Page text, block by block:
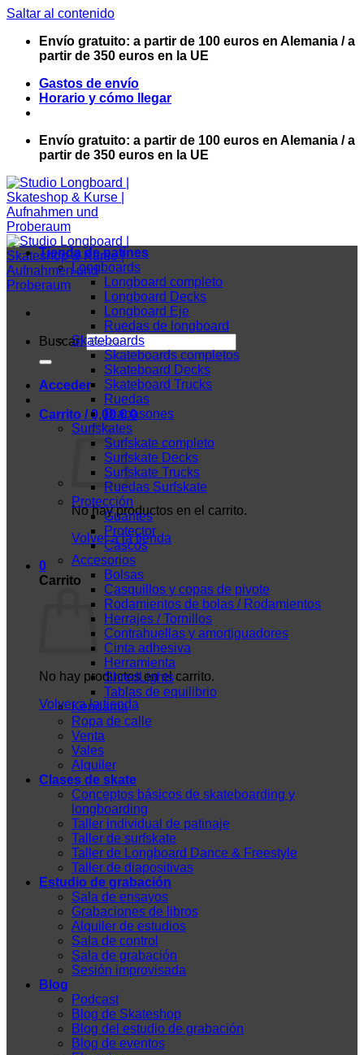
Saltar al contenido
Envío gratuito: a partir de 100 euros en Alemania / a
partir de 350 euros en la UE
Gastos de envío
Horario y cómo llegar
Envío gratuito: a partir de 100 euros en Alemania / a
partir de 350 euros en la UE
Buscar:
Acceder
Carrito /0,00€ 0
No hay productos en el carrito.
Volver a la tienda
0
Carrito
No hay productos en el carrito.
Volver a la tienda
Tienda de patines
Longboards
Longboard completo
Longboard Decks
Longboard Eje
Ruedas de longboard
Skateboards
Skateboards completos
Skateboard Decks
Skateboard Trucks
Ruedas
Diapasones
Surfskates
Surfskate completo
Surfskate Decks
Surfskate Trucks
Ruedas Surfskate
Protección
Guantes
Protector
Cascos
Accesorios
Bolsas
Casquillos y copas de pivote
Rodamientos de bolas / Rodamientos
Herrajes / Tornillos
Contrahuellas y amortiguadores
Cinta adhesiva
Herramienta
ShredLights
Tablas de equilibrio
Kendama
Ropa de calle
Venta
Vales
Alquiler
Clases de skate
Conceptos básicos de skateboarding y
longboarding
Taller individual de patinaje
Taller de surfskate
Taller de Longboard Dance & Freestyle
Taller de diapositivas
Estudio de grabación
Sala de ensayos
Grabaciones de libros
Alquiler de estudios
Sala de control
Sala de grabación
Sesión improvisada
Blog
Podcast
Blog de Skateshop
Blog del estudio de grabación
Blog de eventos